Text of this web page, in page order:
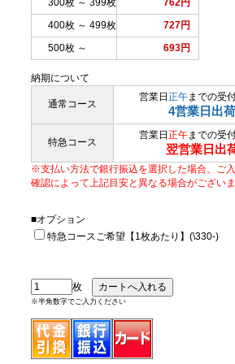
300枚 ～ 399枚
762円
400枚 ～ 499枚
727円
500枚 ～
693円
納期について
通常コース
営業日 正午までの受
4営業日出荷
特急コース
営業日 正午までの受
翌営業日出
※支払い方法で銀行振込を選択した場合、ご
確認によって上記目安と異なる場合がございま
■オプション
特急コースご希望【1枚あたり】(\330-)
枚
※半角数字でご入力ください